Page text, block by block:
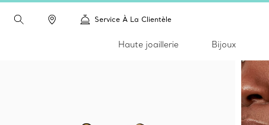
Service À La Clientèle
Haute joaillerie Bijoux